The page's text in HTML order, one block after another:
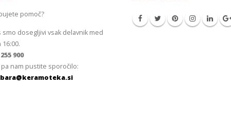
pomoč?
smo dosegljivi vsak delavnik med
16:00.
900
pa nam pustite sporočilo: